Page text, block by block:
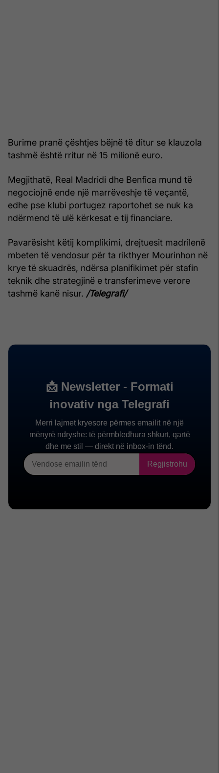
Burime pranë çështjes bëjnë të ditur se klauzola
tashmë është rritur në 15 milionë euro.
Megjithatë, Real Madridi dhe Benfica mund të
negociojnë ende një marrëveshje të veçantë,
edhe pse klubi portugez raportohet se nuk ka
ndërmend të ulë kërkesat e tij financiare.
Pavarësisht këtij komplikimi, drejtuesit madrilenë
mbeten të vendosur për ta rikthyer Mourinhon në
krye të skuadrës, ndërsa planifikimet për stafin
teknik dhe strategjinë e transferimeve verore
tashmë kanë nisur. /Telegrafi/